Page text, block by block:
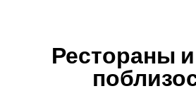
Рестораны